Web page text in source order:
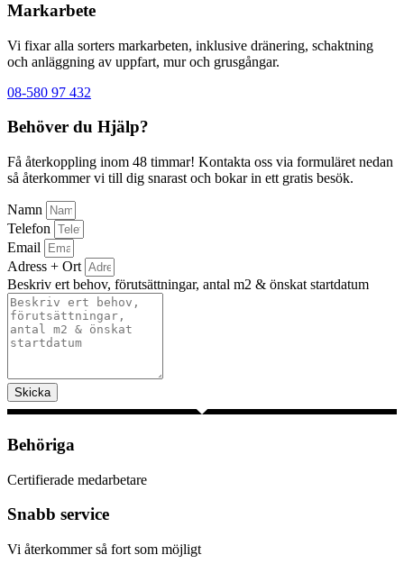
Markarbete
Vi fixar alla sorters markarbeten, inklusive dränering, schaktning
och anläggning av uppfart, mur och grusgångar.
08-580 97 432
Behöver du Hjälp?
Få återkoppling inom 48 timmar! Kontakta oss via formuläret nedan
så återkommer vi till dig snarast och bokar in ett gratis besök.
Namn
Telefon
Email
Adress + Ort
Beskriv ert behov, förutsättningar, antal m2 & önskat startdatum
Skicka
Behöriga
Certifierade medarbetare
Snabb service
Vi återkommer så fort som möjligt